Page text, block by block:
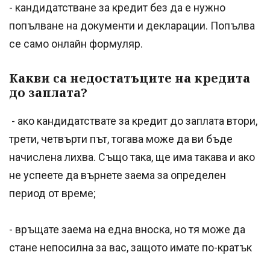
- кандидатстване за кредит без да е нужно
попълване на документи и декларации. Попълва
се само онлайн формуляр.
Какви са недостатъците на кредита
до заплата?
- ако кандидатствате за кредит до заплата втори,
трети, четвърти път, тогава може да ви бъде
начислена лихва. Също така, ще има такава и ако
не успеете да върнете заема за определен
период от време;
- връщате заема на една вноска, но тя може да
стане непосилна за вас, защото имате по-кратък